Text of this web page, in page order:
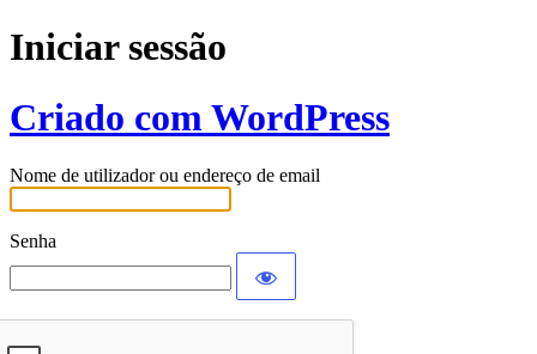
Iniciar sessão
Criado com WordPress
Nome de utilizador ou endereço de email
Senha